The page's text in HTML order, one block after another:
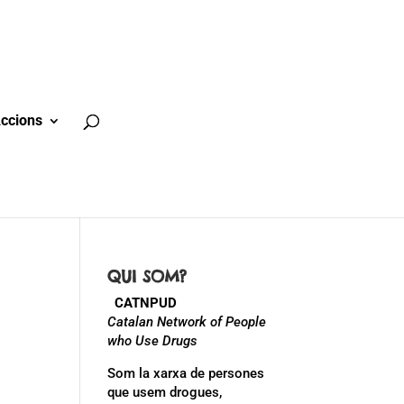
QUI SOM?
CATNPUD
Catalan Network of People
who Use Drugs
Som la xarxa de persones
que usem drogues,